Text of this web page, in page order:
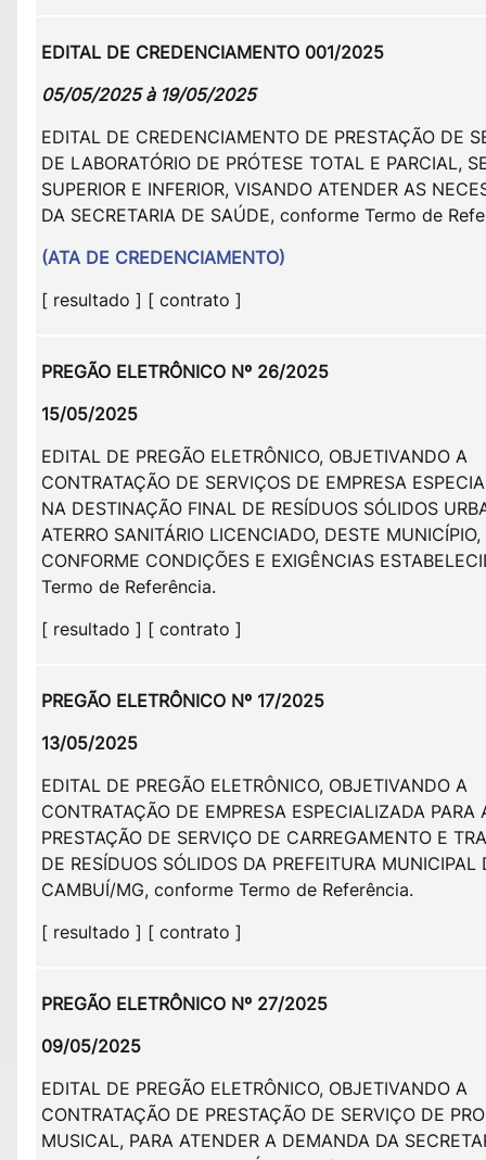
EDITAL DE CREDENCIAMENTO 001/2025
05/05/2025 à 19/05/2025
EDITAL DE CREDENCIAMENTO DE PRESTAÇÃO DE
DE LABORATÓRIO DE PRÓTESE TOTAL E PARCIAL,
SUPERIOR E INFERIOR, VISANDO ATENDER AS
DA SECRETARIA DE SAÚDE, conforme Termo de
(ATA DE CREDENCIAMENTO)
[ resultado ] [ contrato ]
PREGÃO ELETRÔNICO Nº 26/2025
15/05/2025
EDITAL DE PREGÃO ELETRÔNICO, OBJETIVANDO A
CONTRATAÇÃO DE SERVIÇOS DE EMPRESA
NA DESTINAÇÃO FINAL DE RESÍDUOS SÓLIDOS
ATERRO SANITÁRIO LICENCIADO, DESTE MUNICÍPIO,
CONFORME CONDIÇÕES E EXIGÊNCIAS
Termo de Referência.
[ resultado ] [ contrato ]
PREGÃO ELETRÔNICO Nº 17/2025
13/05/2025
EDITAL DE PREGÃO ELETRÔNICO, OBJETIVANDO A
CONTRATAÇÃO DE EMPRESA ESPECIALIZADA PARA
PRESTAÇÃO DE SERVIÇO DE CARREGAMENTO E
DE RESÍDUOS SÓLIDOS DA PREFEITURA MUNICIPAL
CAMBUÍ/MG, conforme Termo de Referência.
[ resultado ] [ contrato ]
PREGÃO ELETRÔNICO Nº 27/2025
09/05/2025
EDITAL DE PREGÃO ELETRÔNICO, OBJETIVANDO A
CONTRATAÇÃO DE PRESTAÇÃO DE SERVIÇO DE
MUSICAL, PARA ATENDER A DEMANDA DA